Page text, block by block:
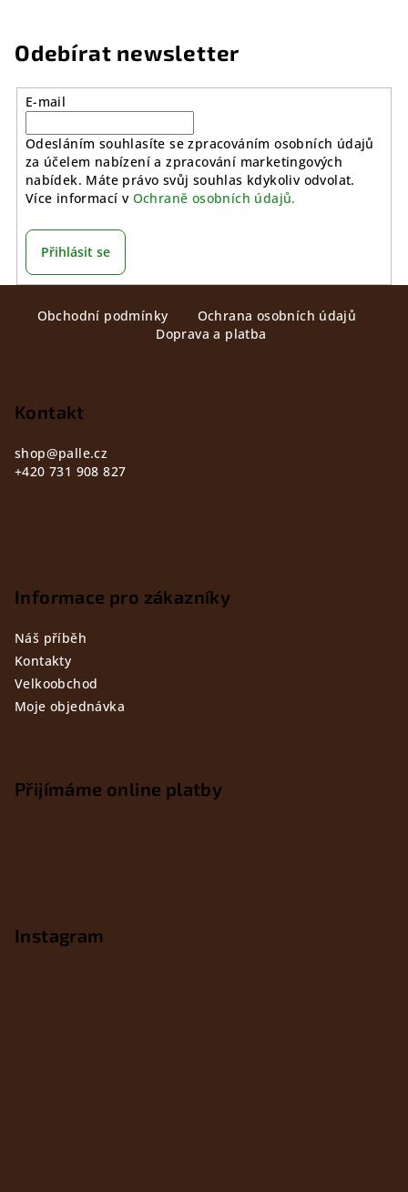
Odebírat newsletter
E-mail
Odesláním souhlasíte se zpracováním osobních údajů
za účelem nabízení a zpracování marketingových
nabídek. Máte právo svůj souhlas kdykoliv odvolat.
Více informací v Ochraně osobních údajů.
Přihlásit se
Obchodní podmínky
Ochrana osobních údajů
Doprava a platba
Kontakt
shop@palle.cz
+420 731 908 827
Informace pro zákazníky
Náš příběh
Kontakty
Velkoobchod
Moje objednávka
Přijímáme online platby
Instagram